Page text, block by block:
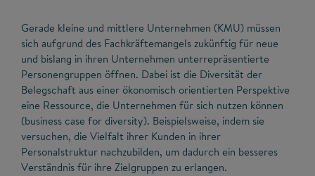
Gerade kleine und mittlere Unternehmen (KMU) müssen
sich aufgrund des Fachkräftemangels zukünftig für neue
und bislang in ihren Unternehmen unterrepräsentierte
Personengruppen öffnen. Dabei ist die Diversität der
Belegschaft aus einer ökonomisch orientierten Perspektive
eine Ressource, die Unternehmen für sich nutzen können
(business case for diversity). Beispielsweise, indem sie
versuchen, die Vielfalt ihrer Kunden in ihrer
Personalstruktur nachzubilden, um dadurch ein besseres
Verständnis für ihre Zielgruppen zu erlangen.